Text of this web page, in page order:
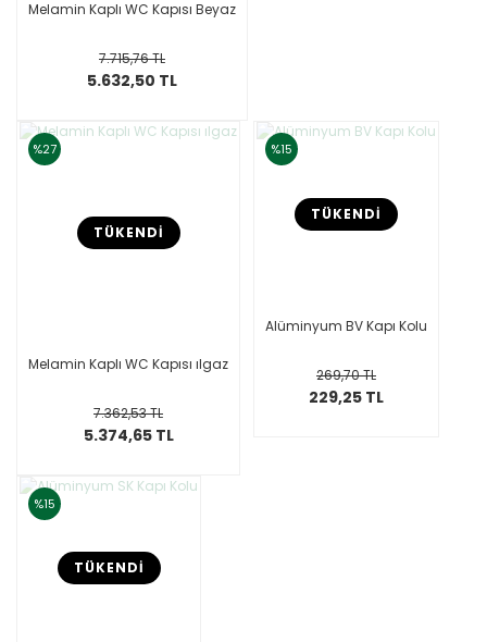
Melamin Kaplı WC Kapısı Beyaz
7.715,76 TL
5.632,50 TL
%27
TÜKENDİ
Melamin Kaplı WC Kapısı ılgaz
7.362,53 TL
5.374,65 TL
%15
TÜKENDİ
Alüminyum BV Kapı Kolu
269,70 TL
229,25 TL
%15
TÜKENDİ